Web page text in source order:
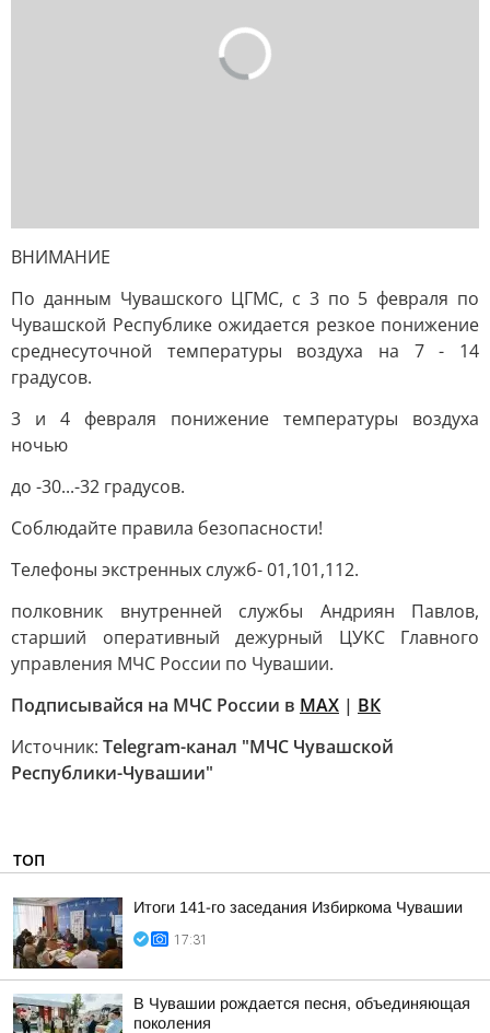
ВНИМАНИЕ
По данным Чувашского ЦГМС, с 3 по 5 февраля по
Чувашской Республике ожидается резкое понижение
среднесуточной температуры воздуха на 7 - 14
градусов.
3 и 4 февраля понижение температуры воздуха
ночью
до -30...-32 градусов.
Соблюдайте правила безопасности!
Телефоны экстренных служб- 01,101,112.
полковник внутренней службы Андриян Павлов,
старший оперативный дежурный ЦУКС Главного
управления МЧС России по Чувашии.
Подписывайся на МЧС России в MAX | ВК
Источник: Telegram-канал "МЧС Чувашской
Республики-Чувашии"
ТОП
Итоги 141-го заседания Избиркома Чувашии
17:31
В Чувашии рождается песня, объединяющая
поколения